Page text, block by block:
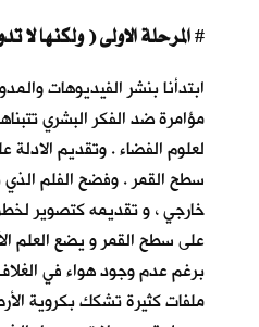
#
ابتدأنا بنشر الفيديوهات
مؤامرة ضد الفكر البشري
لعلوم الفضاء . وتقديم
سطح القمر . وفضح الفلم
خارجي ، و تقديمه كتصوير
على سطح القمر و يضع العلم
برغم عدم وجود هواء في
ملفات كثيرة تشكك بكروية